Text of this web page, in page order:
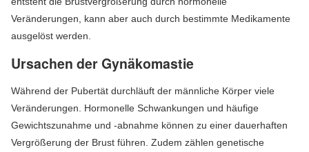
Veränderungen, kann aber auch durch bestimmte Medikamente
ausgelöst werden.
Ursachen der Gynäkomastie
Während der Pubertät durchläuft der männliche Körper viele
Veränderungen. Hormonelle Schwankungen und häufige
Gewichtszunahme und -abnahme können zu einer dauerhaften
Vergrößerung der Brust führen. Zudem zählen genetische